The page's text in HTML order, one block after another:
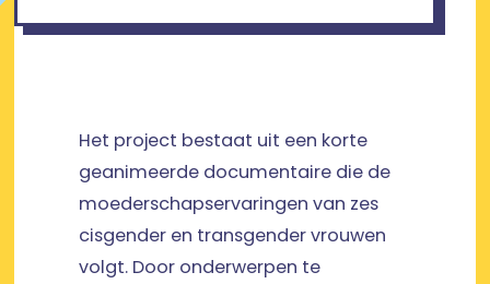
Het project bestaat uit een korte
geanimeerde documentaire die de
moederschapservaringen van zes
cisgender en transgender vrouwen
volgt. Door onderwerpen te